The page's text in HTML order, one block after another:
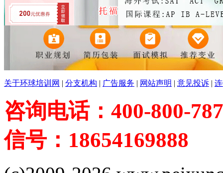
关于环球培训网 | 分支机构 | 广告服务 | 网站声明 | 意见投诉 |
咨询电话：400-800-
信号：18654169888